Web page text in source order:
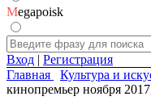
Megapoisk
Вход | Регистрация
Главная
Культура и
кинопремьер ноября